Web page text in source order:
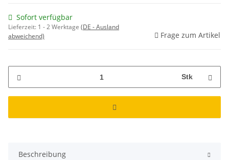
Sofort verfügbar
Lieferzeit: 1 - 2 Werktage (DE - Ausland
abweichend)
Frage zum Artikel
Stk
Beschreibung